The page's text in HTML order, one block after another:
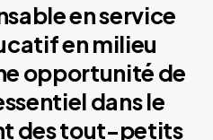
en service
en milieu
opportunité de
dans le
des tout-petits